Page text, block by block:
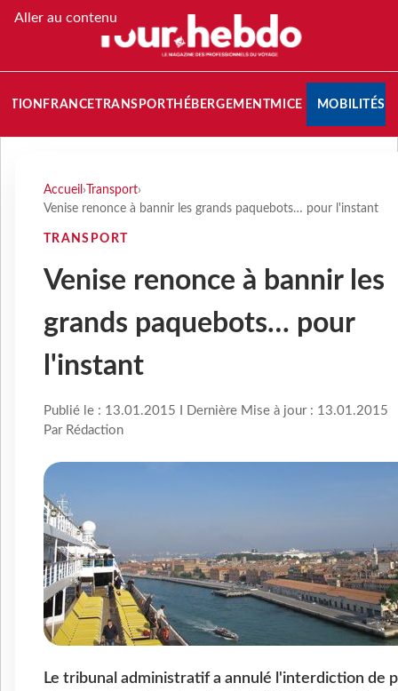
Aller au contenu
FRANCETRANSPORT HÉBERGEMENTMICE MOBILITÉS
Accueil › Transport›
Venise renonce à bannir les grands paquebots… pour l'instant
TRANSPORT
Venise renonce à bannir les
grands paquebots… pour
l'instant
Publié le : 13.01.2015 I Dernière Mise à jour : 13.01.2015
Par Rédaction
Le tribunal administratif a annulé l'interdiction de